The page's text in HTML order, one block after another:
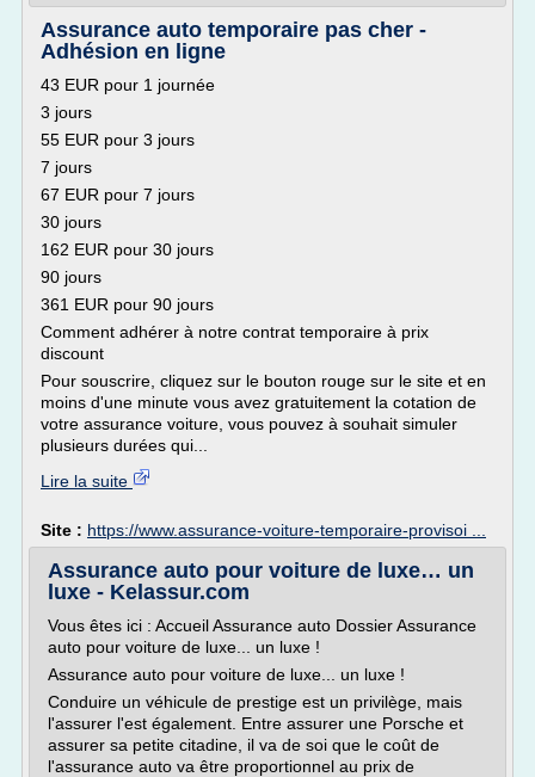
Assurance auto temporaire pas cher -
Adhésion en ligne
43 EUR pour 1 journée
3 jours
55 EUR pour 3 jours
7 jours
67 EUR pour 7 jours
30 jours
162 EUR pour 30 jours
90 jours
361 EUR pour 90 jours
Comment adhérer à notre contrat temporaire à prix
discount
Pour souscrire, cliquez sur le bouton rouge sur le site et en
moins d'une minute vous avez gratuitement la cotation de
votre assurance voiture, vous pouvez à souhait simuler
plusieurs durées qui...
Lire la suite
Site : https://www.assurance-voiture-temporaire-provisoi ...
Assurance auto pour voiture de luxe… un
luxe - Kelassur.com
Vous êtes ici : Accueil Assurance auto Dossier Assurance
auto pour voiture de luxe... un luxe !
Assurance auto pour voiture de luxe... un luxe !
Conduire un véhicule de prestige est un privilège, mais
l'assurer l'est également. Entre assurer une Porsche et
assurer sa petite citadine, il va de soi que le coût de
l'assurance auto va être proportionnel au prix de